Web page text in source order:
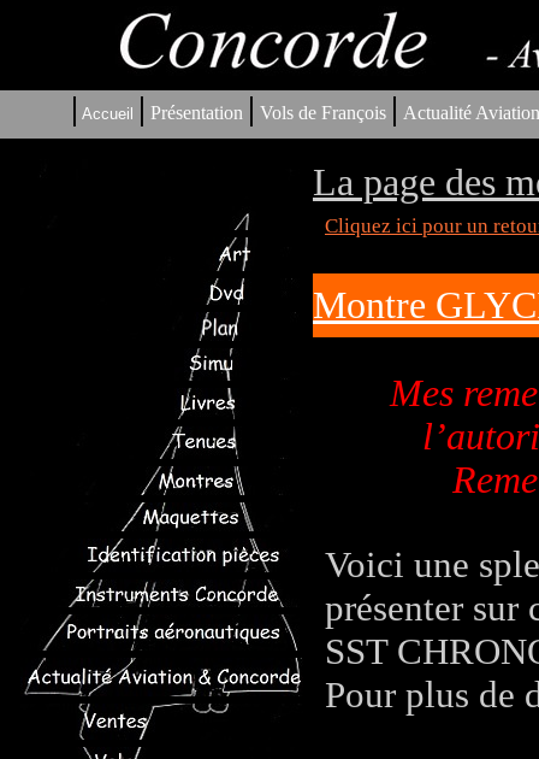
| Accueil | Présentation | Vols de François | Actualité
La page des
Cliquez ici pour un
Montre
Mes
Voici une
présenter
SST
Pour plus de